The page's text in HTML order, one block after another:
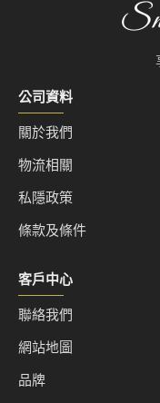
酒精度：12.5%
公司資料
關於我們
物流相關
私隱政策
條款及條件
客戶中心
聯絡我們
網站地圖
品牌